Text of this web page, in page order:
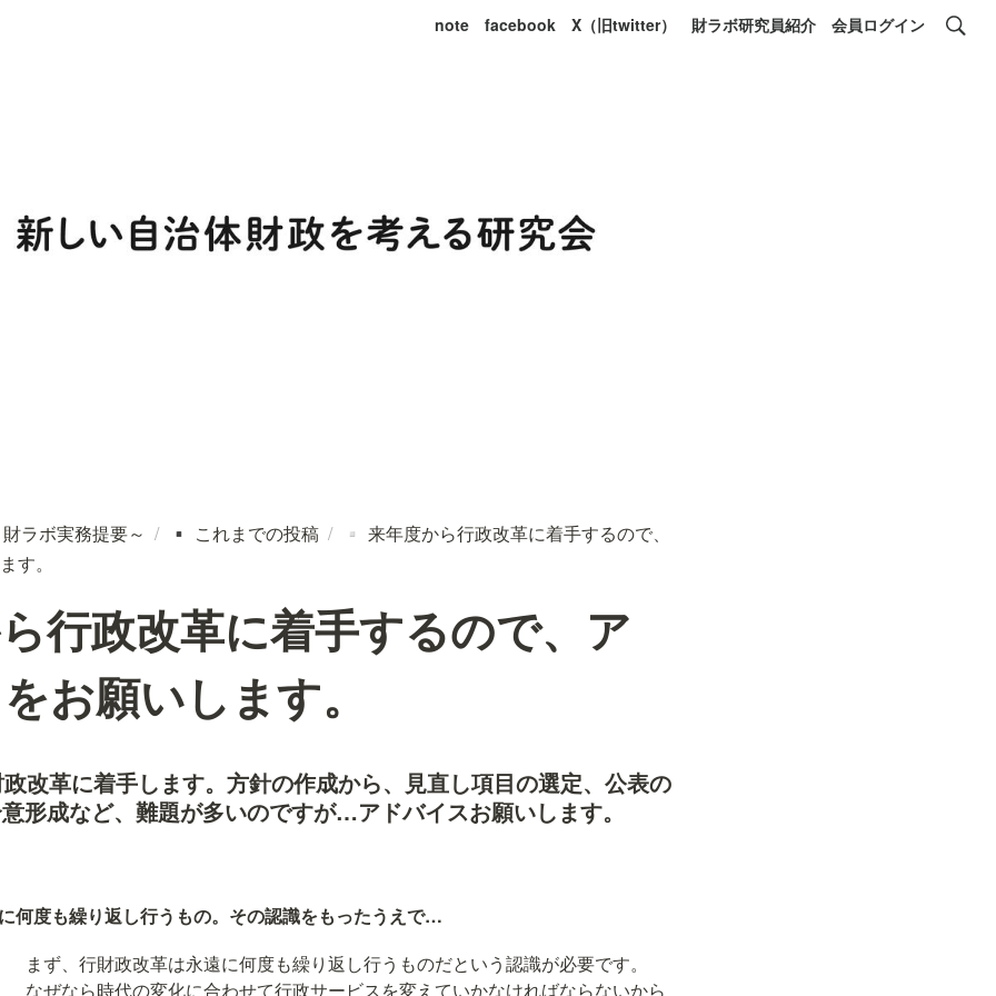
note facebook X（旧twitter） 財ラボ研究員紹介 会員ログイン
ラボ実務提要～ / ▪️ これまでの投稿 / ▫️
来年度から行政改革に着手するので、
す。
行政改革に着手するので、ア
お願いします。
改革に着手します。方針の作成から、見直し項目の選定、公表の
形成など、難題が多いのですが…アドバイスお願いします。
何度も繰り返し行うもの。その認識をもったうえで…
まず、行財政改革は永遠に何度も繰り返し行うものだという認識が必要です。
なぜなら時代の変化に合わせて行政サービスを変えていかなければならないから